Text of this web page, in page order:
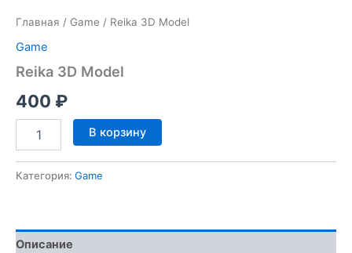
Главная / Game / Reika 3D Model
Game
Reika 3D Model
400 ₽
Количество
товара
3D
В корзину
Категория: Game
Описание